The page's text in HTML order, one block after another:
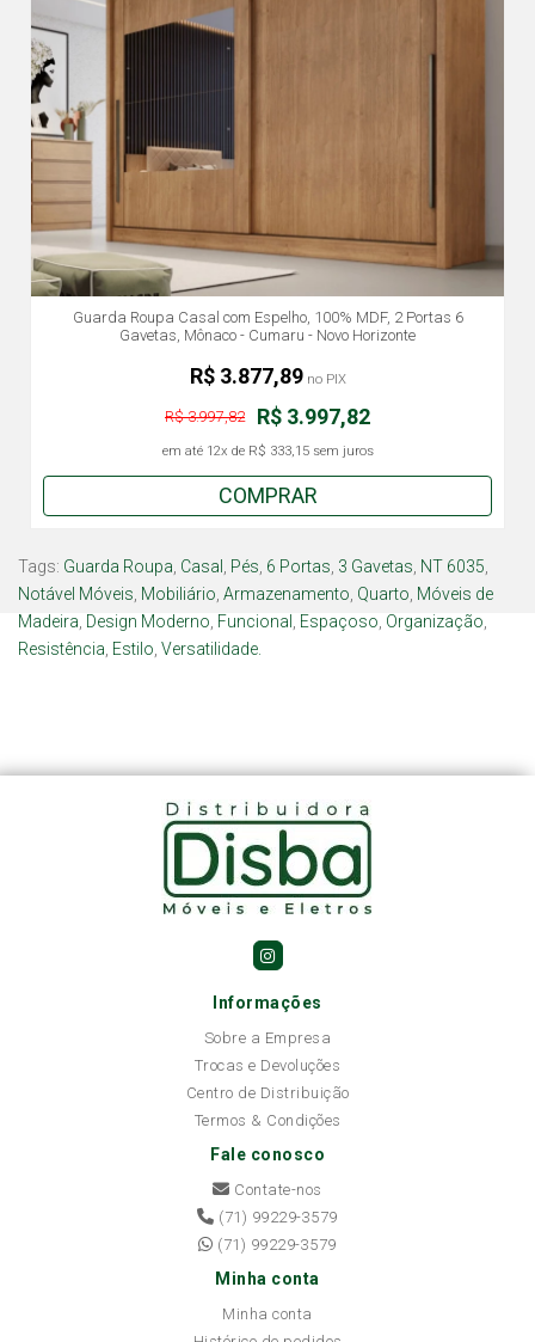
Guarda Roupa Casal com Espelho, 100% MDF, 2 Portas 6
Gavetas, Mônaco - Cumaru - Novo Horizonte
R$ 3.997,82
R$ 3.997,82
em até 12x de R$ 333,15sem juros
R$ 3.877,89no PIX
COMPRAR
Tags: Guarda Roupa Casal Pés 6 Portas 3 Gavetas NT 6035
Notável Móveis Mobiliário Armazenamento Quarto Móveis de
Madeira Design Moderno Funcional Espaçoso Organização
Resistência Estilo Versatilidade.
Informações
Sobre a Empresa
Trocas e Devoluções
Centro de Distribuição
Termos & Condições
Fale conosco
Contate-nos
(71) 99229-3579
(71) 99229-3579
Minha conta
Minha conta